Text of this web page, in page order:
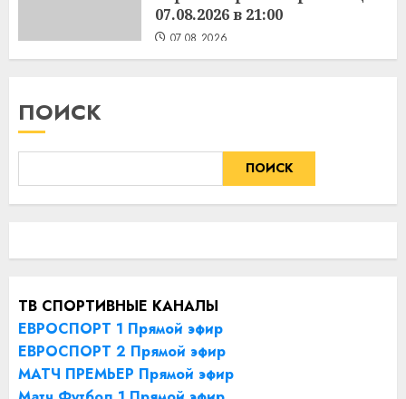
07.08.2026 в 21:00
07.08.2026
ПОИСК
ПОИСК
ТВ СПОРТИВНЫЕ КАНАЛЫ
ЕВРОСПОРТ 1 Прямой эфир
ЕВРОСПОРТ 2 Прямой эфир
МАТЧ ПРЕМЬЕР Прямой эфир